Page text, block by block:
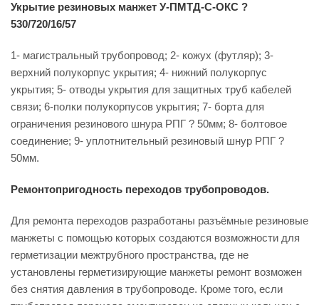
Укрытие резиновых манжет У-ПМТД-С-ОКС ?
530/720/16/57
1- магистральный трубопровод; 2- кожух (футляр); 3-
верхний полукорпус укрытия; 4- нижний полукорпус
укрытия; 5- отводы укрытия для защитных труб кабелей
связи; 6-полки полукорпусов укрытия; 7- борта для
ограничения резинового шнура РПГ ? 50мм; 8- болтовое
соединение; 9- уплотнительный резиновый шнур РПГ ?
50мм.
Ремонтопригодность переходов трубопроводов.
Для ремонта переходов разработаны разъёмные резиновые
манжеты с помощью которых создаются возможности для
герметизации межтрубного пространства, где не
установлены герметизирующие манжеты ремонт возможен
без снятия давления в трубопроводе. Кроме того, если